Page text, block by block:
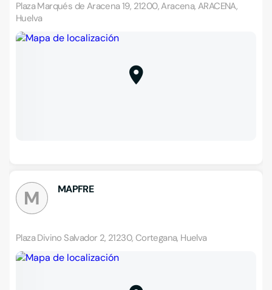
Plaza Marqués de Aracena 19, 21200, Aracena, ARACENA,
Huelva
M MAPFRE
Plaza Divino Salvador 2, 21230, Cortegana, Huelva